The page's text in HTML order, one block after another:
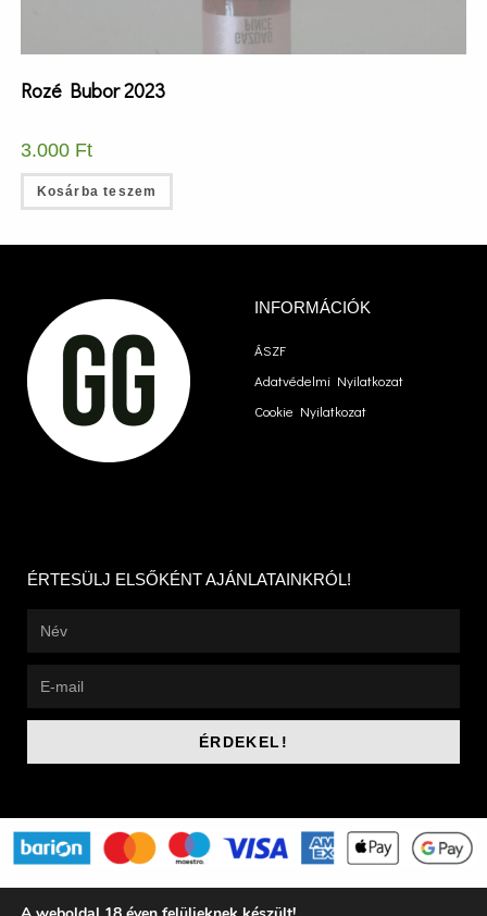
Rozé Bubor 2023
3.000 Ft
Kosárba teszem
INFORMÁCIÓK
ÁSZF
Adatvédelmi Nyilatkozat
Cookie Nyilatkozat
ÉRTESÜLJ ELSŐKÉNT AJÁNLATAINKRÓL!
ÉRDEKEL!
BOR VÁSÁRLÁS ->